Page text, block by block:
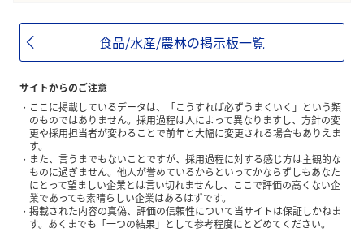
食品/水産/農林の掲示板一覧
サイトからのご注意
ここに掲載しているデータは、「こうすれば必ずうまくいく」という類
のものではありません。採用過程は人によって異なりますし、方針の変
更や採用担当者が変わることで前年と大幅に変更される場合もありえま
す。
また、言うまでもないことですが、採用過程に対する感じ方は主観的な
ものに過ぎません。他人が誉めているからといってかならずしもあなた
にとって望ましい企業とは言い切れませんし、ここで評価の高くない企
業であっても素晴らしい企業はあるはずです。
掲載された内容の真偽、評価の信頼性について当サイトは保証しかねま
す。あくまでも「一つの結果」として参考程度にとどめてください。